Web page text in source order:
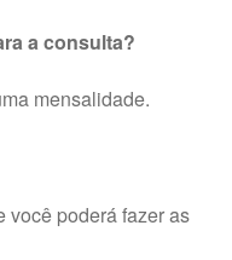
a consulta?
mensalidade.
você poderá fazer as